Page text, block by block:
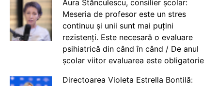
Aura Stănculescu, consilier școlar:
Meseria de profesor este un stres
continuu și unii sunt mai puțini
rezistenți. Este necesară o evaluare
psihiatrică din când în când / De anul
școlar viitor evaluarea este obligatorie
Directoarea Violeta Estrella Bontilă: